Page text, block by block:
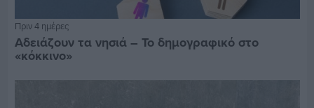
Πριν 4 ημέρες
Αδειάζουν τα νησιά – Το δημογραφικό στο
«κόκκινο»